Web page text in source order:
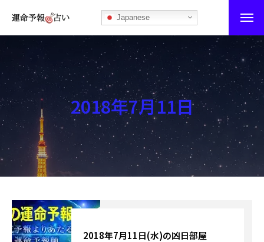
Japanese
運命予報占い
運命予報占いとは
あなたの所属部屋を探そう！
最恐の相性占い
秘伝公開！吉凶カレンダー
記事カテゴリー
ブログ
2018年7月11日
2018年7月11日(水)の凶日部屋